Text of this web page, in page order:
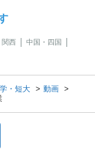
関西
中国・四国
・短大
動画